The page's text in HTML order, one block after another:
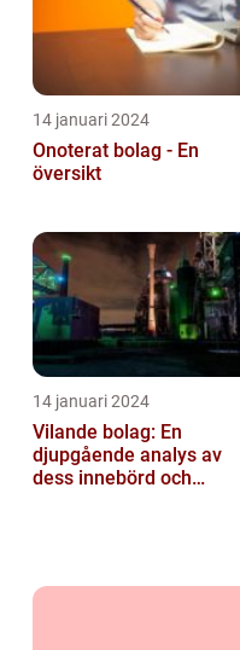
14 januari 2024
Onoterat bolag - En
översikt
14 januari 2024
Vilande bolag: En
djupgående analys av
dess innebörd och